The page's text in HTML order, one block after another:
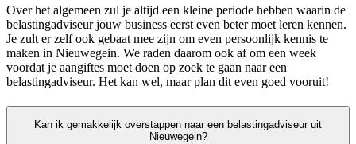
Over het algemeen zul je altijd een kleine periode hebben waarin de
belastingadviseur jouw business eerst even beter moet leren kennen.
Je zult er zelf ook gebaat mee zijn om even persoonlijk kennis te
maken in Nieuwegein. We raden daarom ook af om een week
voordat je aangiftes moet doen op zoek te gaan naar een
belastingadviseur. Het kan wel, maar plan dit even goed vooruit!
Kan ik gemakkelijk overstappen naar een belastingadviseur uit
Nieuwegein?